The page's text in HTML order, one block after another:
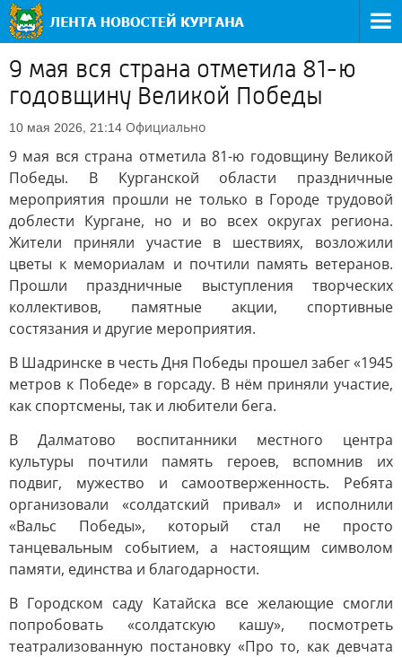
9 мая вся страна отметила 81-ю
годовщину Великой Победы
10 мая 2026, 21:14 Официально
9 мая вся страна отметила 81-ю годовщину Великой
Победы. В Курганской области праздничные
мероприятия прошли не только в Городе трудовой
доблести Кургане, но и во всех округах региона.
Жители приняли участие в шествиях, возложили
цветы к мемориалам и почтили память ветеранов.
Прошли праздничные выступления творческих
коллективов, памятные акции, спортивные
состязания и другие мероприятия.
В Шадринске в честь Дня Победы прошел забег «1945
метров к Победе» в горсаду. В нём приняли участие,
как спортсмены, так и любители бега.
В Далматово воспитанники местного центра
культуры почтили память героев, вспомнив их
подвиг, мужество и самоотверженность. Ребята
организовали «солдатский привал» и исполнили
«Вальс Победы», который стал не просто
танцевальным событием, а настоящим символом
памяти, единства и благодарности.
В Городском саду Катайска все желающие смогли
попробовать «солдатскую кашу», посмотреть
театрализованную постановку «Про то, как девчата